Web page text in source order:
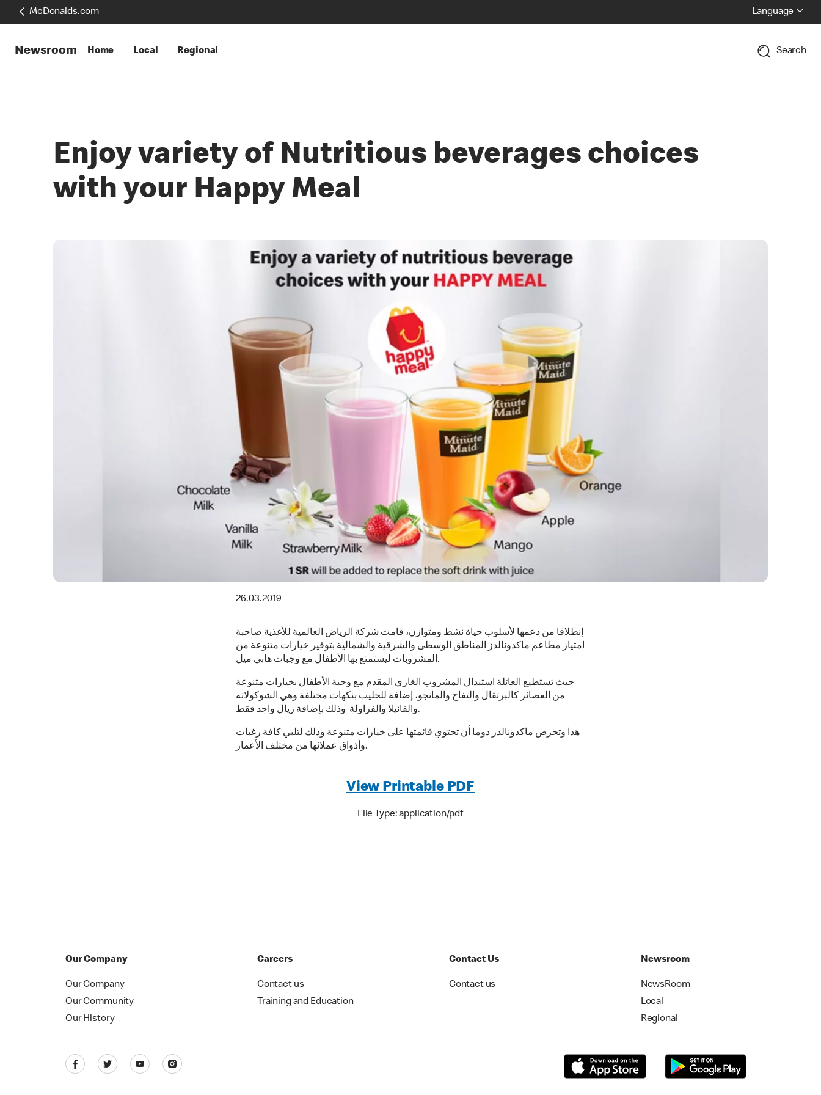
McDonalds.com Language
Newsroom Home Local Regional Search
Enjoy variety of Nutritious beverages choices
with your Happy Meal
26.03.2019
إنطلاقا من دعمها لأسلوب حياة نشط ومتوازن، قامت شركة الرياض العالمية للأغذية صاحبة
امتياز مطاعم ماكدونالدز المناطق الوسطى والشرقية والشمالية بتوفير خيارات متنوعة من
المشروبات ليستمتع بها الأطفال مع وجبات هابي ميل.
حيث تستطيع العائلة استبدال المشروب الغازي المقدم مع وجبة الأطفال بخيارات متنوعة
من العصائر كالبرتقال والتفاح والمانجو، إضافة للحليب بنكهات مختلفة وهي الشوكولاته
والفانيلا والفراولة وذلك بإضافة ريال واحد فقط.
هذا وتحرص ماكدونالدز دوما أن تحتوي قائمتها على خيارات متنوعة وذلك لتلبي كافة رغبات
وأذواق عملائها من مختلف الأعمار.
View Printable PDF
File Type: application/pdf
Our Company
Our Company
Our Community
Our History
Careers
Contact us
Training and Education
Contact Us
Contact us
Newsroom
NewsRoom
Local
Regional